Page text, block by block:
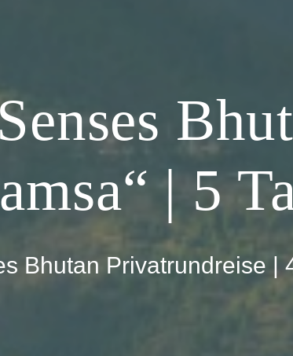
| 5
Bhutan Privatrundreise |